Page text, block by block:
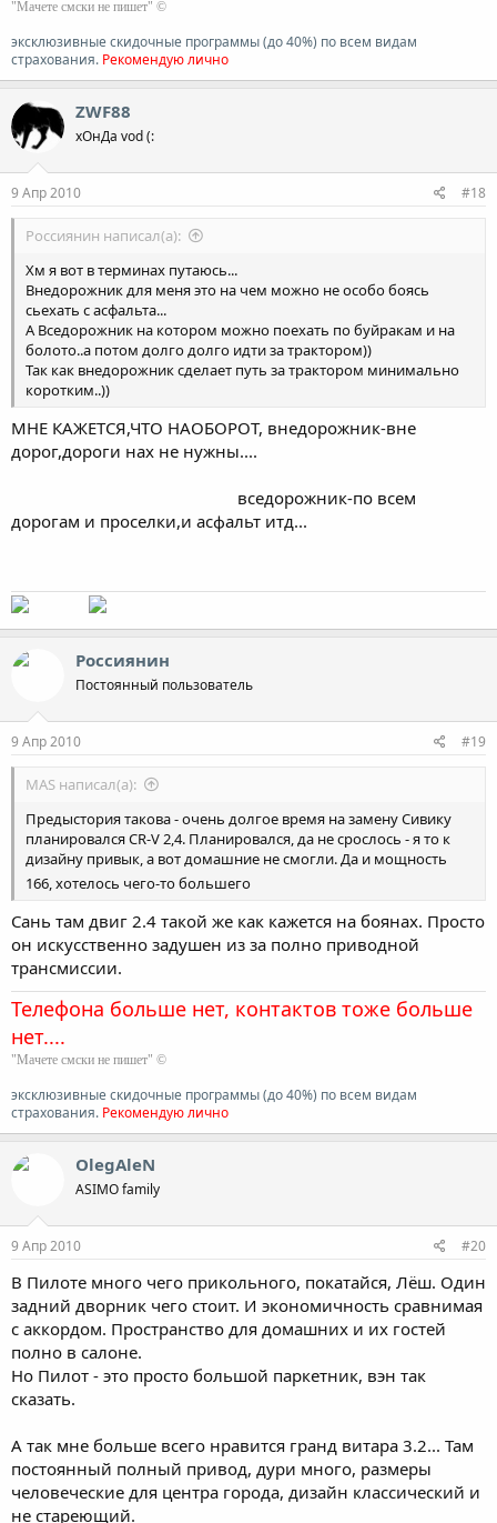
"Мачете смски не пишет" ©
эксклюзивные скидочные программы (до 40%) по всем видам
страхования. Рекомендую лично
ZWF88
хОнДа vod (:
9 Апр 2010 #18
Россиянин написал(а):
Хм я вот в терминах путаюсь...
Внедорожник для меня это на чем можно не особо боясь
сьехать с асфальта...
А Вседорожник на котором можно поехать по буйракам и на
болото..а потом долго долго идти за трактором))
Так как внедорожник сделает путь за трактором минимально
коротким..))
МНЕ КАЖЕТСЯ,ЧТО НАОБОРОТ, внедорожник-вне
дорог,дороги нах не нужны....
вседорожник-по всем
дорогам и проселки,и асфальт итд...
Россиянин
Постоянный пользователь
9 Апр 2010 #19
MAS написал(а):
Предыстория такова - очень долгое время на замену Сивику
планировался CR-V 2,4. Планировался, да не срослось - я то к
дизайну привык, а вот домашние не смогли. Да и мощность
166, хотелось чего-то большего
Сань там двиг 2.4 такой же как кажется на боянах. Просто
он искусственно задушен из за полно приводной
трансмиссии.
Телефона больше нет, контактов тоже больше
нет....
"Мачете смски не пишет" ©
эксклюзивные скидочные программы (до 40%) по всем видам
страхования. Рекомендую лично
OlegAleN
ASIMO family
9 Апр 2010 #20
В Пилоте много чего прикольного, покатайся, Лёш. Один
задний дворник чего стоит. И экономичность сравнимая
с аккордом. Пространство для домашних и их гостей
полно в салоне.
Но Пилот - это просто большой паркетник, вэн так
сказать.
А так мне больше всего нравится гранд витара 3.2... Там
постоянный полный привод, дури много, размеры
человеческие для центра города, дизайн классический и
не стареющий.